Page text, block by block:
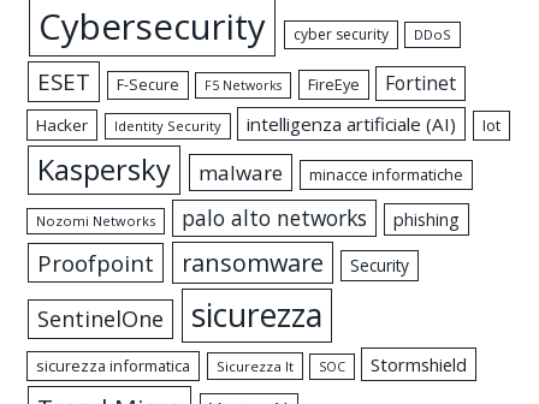
Cybersecurity cyber security DDoS
ESET F-Secure F5 Networks FireEye Fortinet
Hacker Identity Security intelligenza artificiale (AI) Iot
Kaspersky malware minacce informatiche
Nozomi Networks palo alto networks phishing
Proofpoint ransomware Security
SentinelOne sicurezza
sicurezza informatica Sicurezza It SOC Stormshield